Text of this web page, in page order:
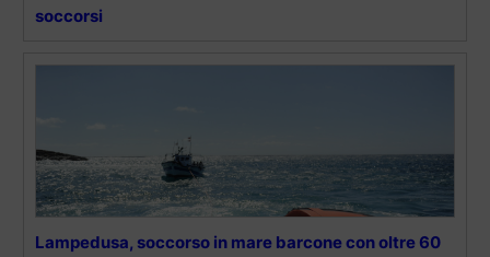
soccorsi
Lampedusa, soccorso in mare barcone con oltre 60